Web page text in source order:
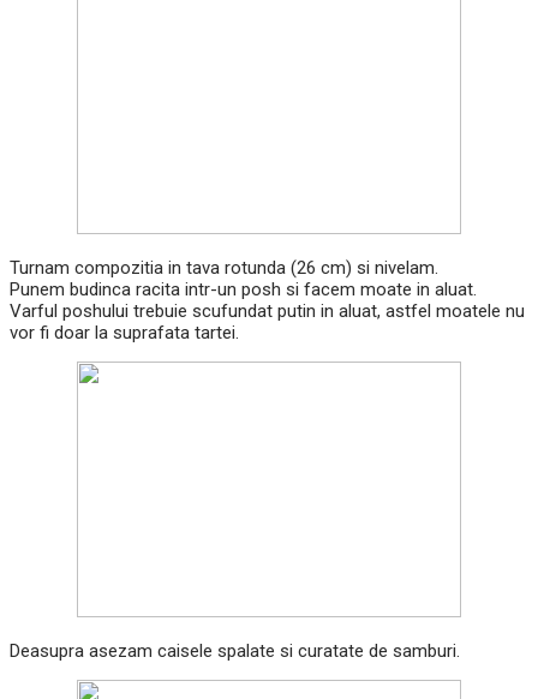
Turnam compozitia in tava rotunda (26 cm) si nivelam.
Punem budinca racita intr-un posh si facem moate in aluat.
Varful poshului trebuie scufundat putin in aluat, astfel moatele nu
vor fi doar la suprafata tartei.
Deasupra asezam caisele spalate si curatate de samburi.